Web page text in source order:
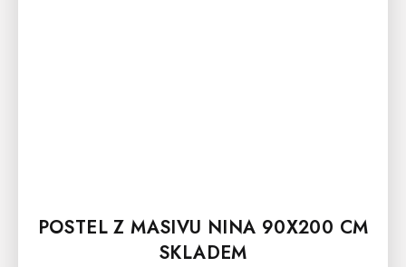
POSTEL Z MASIVU NINA 90X200 CM
SKLADEM